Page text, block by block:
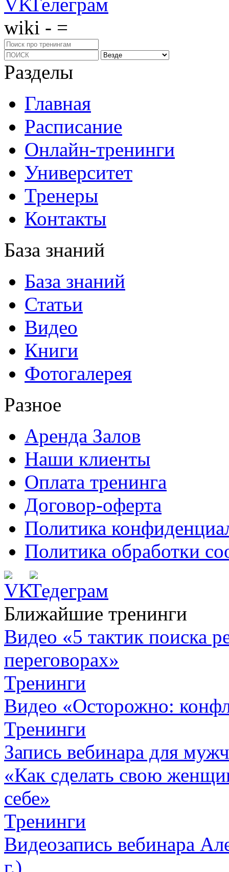
wiki - =
Разделы
Главная
Расписание
Онлайн-тренинги
Университет
Тренеры
Контакты
База знаний
База знаний
Статьи
Видео
Книги
Фотогалерея
Разное
Аренда Залов
Наши клиенты
Оплата тренинга
Договор-оферта
Политика
Политика обработки
Ближайшие тренинги
Видео «5 тактик
переговорах»
Тренинги
Видео «Осторожно:
Тренинги
Запись вебинара для
«Как сделать свою
себе»
Тренинги
Видеозапись вебинара
г.)